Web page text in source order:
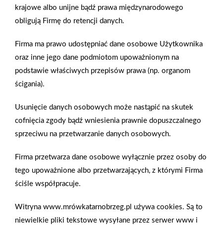
2025-12-31
Otwarcie sklepu PSB
Mrówka w Wyrzysku
naszych produktów
ratalnym
Oferujemy zakupy Zakupy
krajowe albo unijne bądź prawa międzynarodowego
obligują Firmę do retencji danych.
Firma ma prawo udostępniać dane osobowe Użytkownika
oraz inne jego dane podmiotom upoważnionym na
podstawie właściwych przepisów prawa (np. organom
ścigania).
Usunięcie danych osobowych może nastąpić na skutek
cofnięcia zgody bądź wniesienia prawnie dopuszczalnego
sprzeciwu na przetwarzanie danych osobowych.
Firma przetwarza dane osobowe wyłącznie przez osoby do
tego upoważnione albo przetwarzających, z którymi Firma
ściśle współpracuje.
Witryna www.mrówkatarnobrzeg.pl używa cookies. Są to
niewielkie pliki tekstowe wysyłane przez serwer www i
Polityka plików cookies
Nasz serwis internetowy wykorzystuje pliki cookies w celu
zapewnienia prawidłowego działania strony, poprawy komfortu
Czym są pliki cookies?
Cookies to niewielkie pliki tekstowe zapisywane na urządzeniu
korzystania z naszej strony internetowej. Pliki te mogą być
partnerów, np. dostawców narzędzi analitycznych.